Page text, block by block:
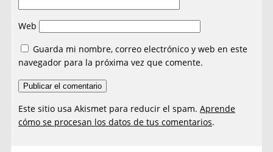
Web
Guarda mi nombre, correo electrónico y web en este
navegador para la próxima vez que comente.
Este sitio usa Akismet para reducir el spam.Aprende
cómo se procesan los datos de tus comentarios.